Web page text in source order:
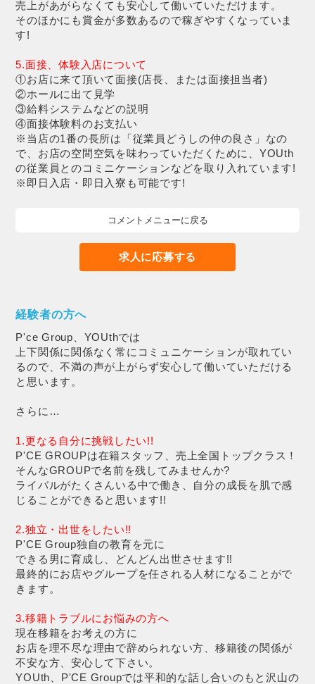
売上があがらなくても安心して働いていただけます。
そのほかにも賞金が多数あるので稼ぎやすくなっていま
す!
5.面接、体験入店について
①お店に来て頂いて面接(店長、または面接担当者)
②ホールに出て見学
③給料システムなどの説明
④面接体験料のお支払い
※当店の1番の長所は「従業員どうしの仲の良さ」なの
で、お店の空間空気を味わっていただくために、YOUth
の従業員とのコミニケーションなどを取り入れています!
※即日入店・即日入寮も可能です!
コメントメニューに戻る
求人に応募する
経験者の方へ
P'ce Group、YOUthでは
上下関係に関係なく常にコミュニケーションが取れてい
るので、不満の声が上がらず安心して働いていただける
と思います。
さらに…
1.更なる自分に挑戦したい!!
P'CE GROUPは在籍スタッフ、売上全国トップクラス！
そんなGROUPで名前を残してみませんか?
ライバルがたくさんいる中で働き、自分の成長を肌で感
じることができると思います!!
2.独立・出世をしたい!!
P'CE Group独自の教育を元に
できる男に育成し、どんどん出世させます!!
最終的にお店やグループを任される人材になることがで
きます。
3.移籍トラブルにお悩みの方へ
現在移籍をお考えの方に
お店を理不尽な理由で辞められない方、移籍後の関係が
不安な方、安心して下さい。
YOUth、P'CE Groupでは平和的な話し合いのもと沢山の